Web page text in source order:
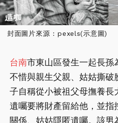
封面圖片來源 : pexels(示意圖)
台南市東山區發生一起長孫
不惜與親生父親、姑姑撕破
子自稱從小被祖父母撫養長
遺囑要將財產留給他，並指
關係、姑姑隱匿遺囑。該男